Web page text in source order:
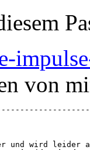
von
und wird leider